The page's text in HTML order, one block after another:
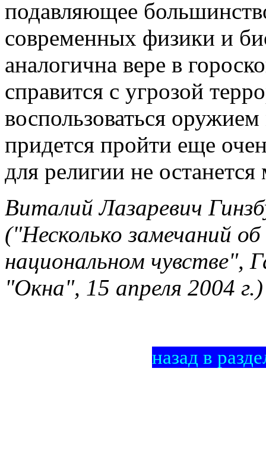
подавляющее
современных физики и
аналогична вере в
справится с угрозой
воспользоваться
придется пройти еще
для религии не
Виталий Лазаревич
("Несколько замечаний
национальном чувстве",
"Окна", 15 апреля 2004 г.)
назад в